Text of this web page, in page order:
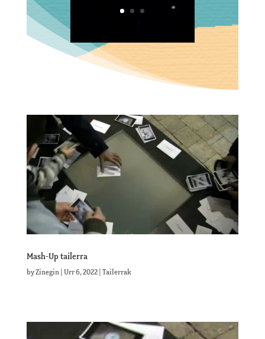
Mash-Up tailerra
byZinegin| Urr 6, 2022| Tailerrak